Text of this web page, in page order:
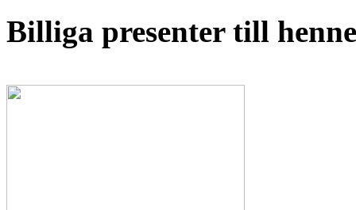
Billiga presenter till